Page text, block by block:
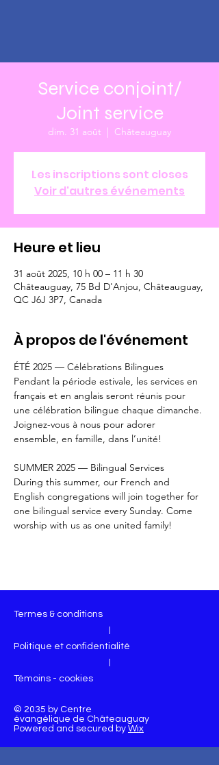
Service conjoint/
Joint service
dim. 31 août
  |
Châteauguay
Les inscriptions sont closes
Voir d'autres événements
Heure et lieu
31 août 2025, 10 h 00 – 11 h 30
Châteauguay, 75 Bd D'Anjou, Châteauguay,
QC J6J 3P7, Canada
À propos de l'événement
ÉTÉ 2025 — Célébrations Bilingues
Pendant la période estivale, les services en
français et en anglais seront réunis pour
une célébration bilingue chaque dimanche.
Joignez-vous à nous pour adorer
ensemble, en famille, dans l’unité!
SUMMER 2025 — Bilingual Services
During this summer, our French and
English congregations will join together for
one bilingual service every Sunday. Come
worship with us as one united family!
Termes & conditions
Politique et confidentialité
Témoins - cookies
© 2035 by Centre
évangélique de Châteauguay
Powered and secured by Wix